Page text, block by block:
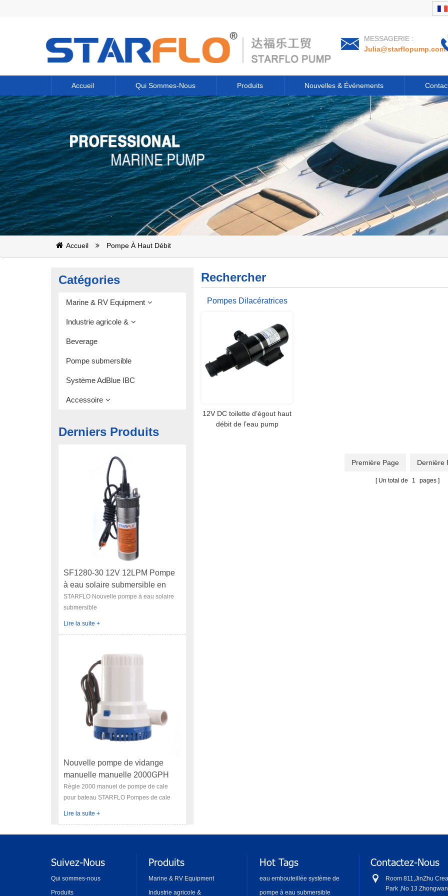
MESSAGERIE :
Julia@starflopump.com
Accueil Qui Sommes-Nous Produits Nouvelles & Événements
Accueil Pompe À Haut Débit
Catégories
Marine & RV Equipment
Industrie agricole &
Beverage
Pompe submersible
Système AdBlue IBC
Accessoire
Derniers Produits
SF1280-30 12V 12LPM Pompe
à eau solaire submersible en
acier inoxydable
STARFLO Nouvelle pompe à eau solaire
submersible
Lire la suite +
Nouvelle pompe de vidange
manuelle manuelle 2000GPH
Règle 2000 manuel de pompe de cale
pour bateau STARFLO Pompes de cale
sont autonomes, il est léger (2-3KG),
efficace, moteurs refroidis par eau pour la
Lire la suite +
Rechercher
Pompes Dilacératrices
12V DC toilette d’égout haut
débit de l’eau pump
Première Page Dernière
Un total de 1 pages
Suivez-Nous
Qui sommes-nous
Produits
Produits
Marine & RV Equipment
Industrie agricole &
Hot Tags
eau embouteillée système de
distribution
pompe à eau submersible
Contactez-Nous
Room 811,JinZhu
Park ,No 13